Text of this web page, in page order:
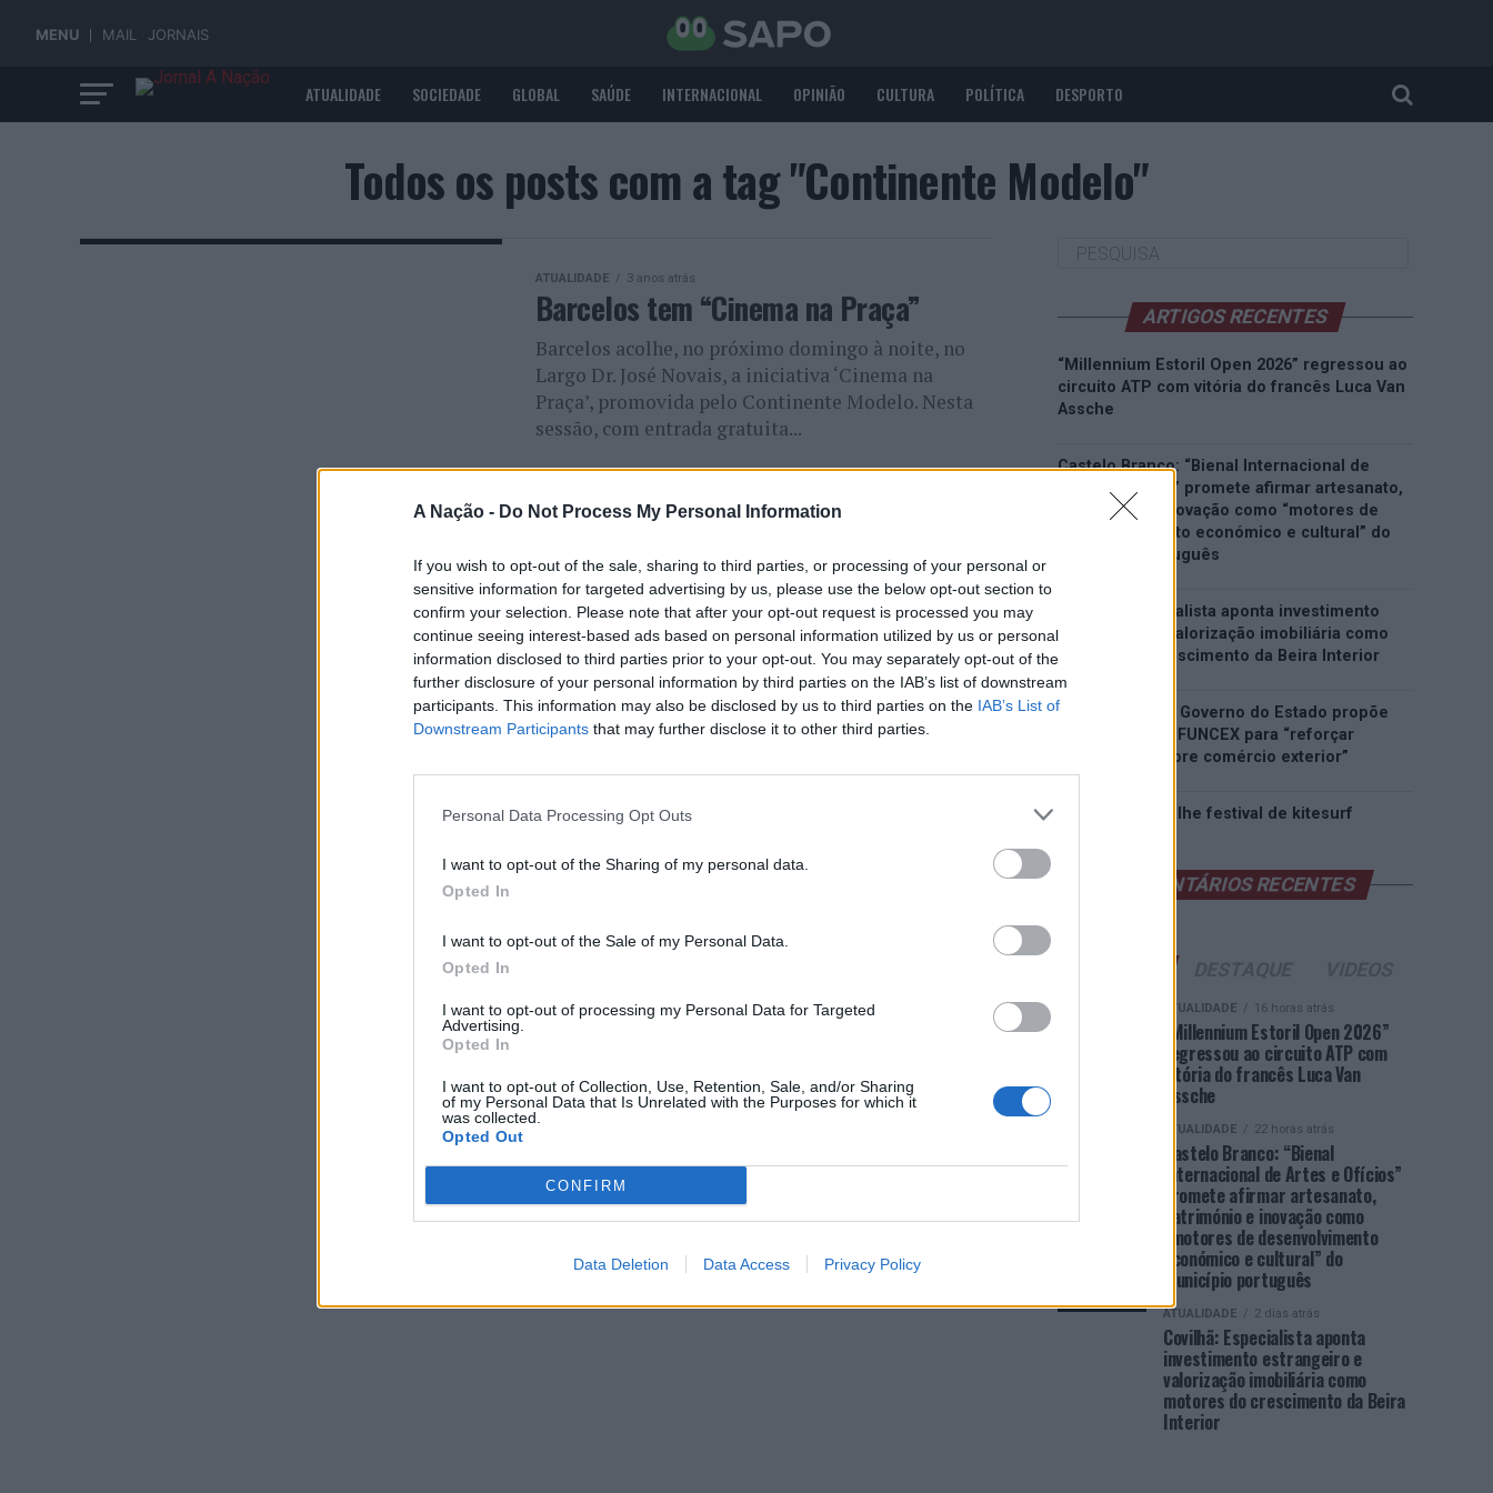
A Nação - Do Not Process My Personal Information
If you wish to opt-out of the sale, sharing to third parties, or processing of your personal or
sensitive information for targeted advertising by us, please use the below opt-out section to
confirm your selection. Please note that after your opt-out request is processed you may
continue seeing interest-based ads based on personal information utilized by us or personal
information disclosed to third parties prior to your opt-out. You may separately opt-out of the
further disclosure of your personal information by third parties on the IAB’s list of downstream
participants. This information may also be disclosed by us to third parties on the IAB’s List of
Downstream Participants that may further disclose it to other third parties.
Personal Data Processing Opt Outs
I want to opt-out of the Sharing of my personal data.
Opted In
I want to opt-out of the Sale of my Personal Data.
Opted In
I want to opt-out of processing my Personal Data for Targeted
Advertising.
Opted In
I want to opt-out of Collection, Use, Retention, Sale, and/or Sharing
of my Personal Data that Is Unrelated with the Purposes for which it
was collected.
Opted Out
CONFIRM
Data Deletion Data Access Privacy Policy
MENU MAIL JORNAIS
ATUALIDADE SOCIEDADE GLOBAL SAÚDE INTERNACIONAL OPINIÃO CULTURA POLÍTICA DESPORTO
Todos os posts com a tag "Continente Modelo"
ATUALIDADE 3 anos atrás
Barcelos tem “Cinema na Praça”
Barcelos acolhe, no próximo domingo à noite, no
Largo Dr. José Novais, a iniciativa ‘Cinema na
Praça’, promovida pelo Continente Modelo. Nesta
sessão, com entrada gratuita...
ARTIGOS RECENTES
“Millennium Estoril Open 2026” regressou ao
circuito ATP com vitória do francês Luca Van
Assche
Castelo Branco: “Bienal Internacional de
Artes e Ofícios” promete afirmar artesanato,
património e inovação como “motores de
desenvolvimento económico e cultural” do
município português
Covilhã: Especialista aponta investimento
estrangeiro e valorização imobiliária como
motores do crescimento da Beira Interior
Rio de Janeiro: Governo do Estado propõe
parceria com a FUNCEX para “reforçar
inteligência sobre comércio exterior”
Esposende acolhe festival de kitesurf
COMENTÁRIOS RECENTES
ATUALIDADE 16 horas atrás
“Millennium Estoril Open 2026”
regressou ao circuito ATP com
vitória do francês Luca Van
Assche
ATUALIDADE 22 horas atrás
Castelo Branco: “Bienal
Internacional de Artes e Ofícios”
promete afirmar artesanato,
património e inovação como
“motores de desenvolvimento
económico e cultural” do
município português
ATUALIDADE 2 dias atrás
Covilhã: Especialista aponta
investimento estrangeiro e
valorização imobiliária como
motores do crescimento da Beira
Interior